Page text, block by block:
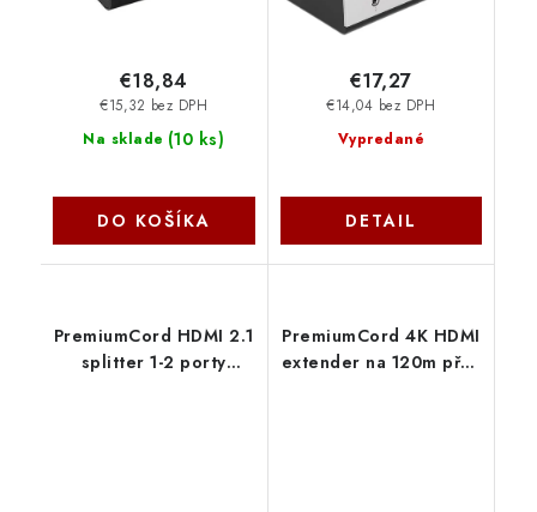
Na sklade (10 ks)
€15,32 bez DPH
€18,84
DO KOŠÍKA
Vypredané
€14,04 bez DPH
€17,27
DETAIL
PremiumCord HDMI 2.1
splitter 1-2 porty
PremiumCord 4K HDMI
extender na 120m přes